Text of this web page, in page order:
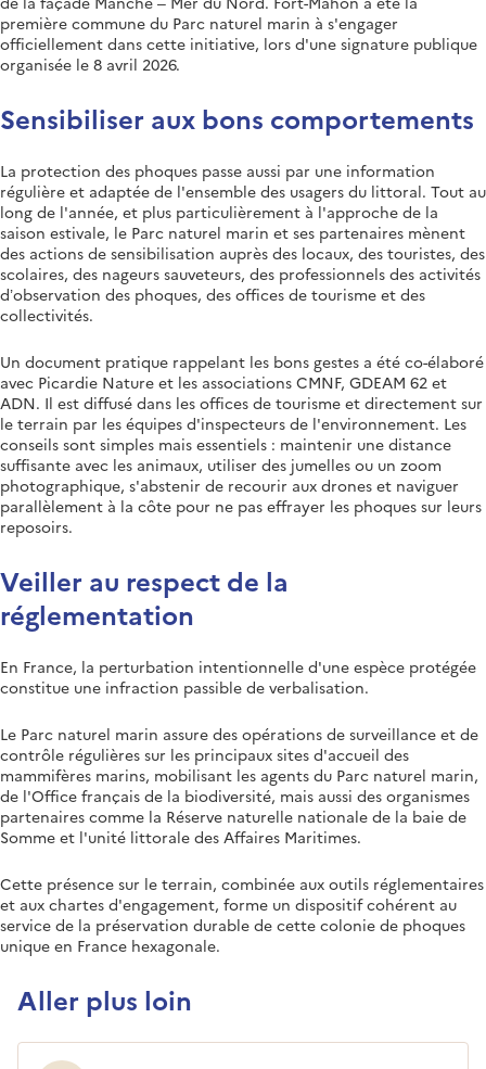
première commune du Parc naturel marin à s'engager
officiellement dans cette initiative, lors d'une signature publique
organisée le 8 avril 2026.
Sensibiliser aux bons comportements
La protection des phoques passe aussi par une information
régulière et adaptée de l'ensemble des usagers du littoral. Tout au
long de l'année, et plus particulièrement à l'approche de la
saison estivale, le Parc naturel marin et ses partenaires mènent
des actions de sensibilisation auprès des locaux, des touristes, des
scolaires, des nageurs sauveteurs, des professionnels des activités
d’observation des phoques, des offices de tourisme et des
collectivités.
Un document pratique rappelant les bons gestes a été co-élaboré
avec Picardie Nature et les associations CMNF, GDEAM 62 et
ADN. Il est diffusé dans les offices de tourisme et directement sur
le terrain par les équipes d'inspecteurs de l'environnement. Les
conseils sont simples mais essentiels : maintenir une distance
suffisante avec les animaux, utiliser des jumelles ou un zoom
photographique, s'abstenir de recourir aux drones et naviguer
parallèlement à la côte pour ne pas effrayer les phoques sur leurs
reposoirs.
Veiller au respect de la
réglementation
En France, la perturbation intentionnelle d'une espèce protégée
constitue une infraction passible de verbalisation.
Le Parc naturel marin assure des opérations de surveillance et de
contrôle régulières sur les principaux sites d'accueil des
mammifères marins, mobilisant les agents du Parc naturel marin,
de l'Office français de la biodiversité, mais aussi des organismes
partenaires comme la Réserve naturelle nationale de la baie de
Somme et l'unité littorale des Affaires Maritimes.
Cette présence sur le terrain, combinée aux outils réglementaires
et aux chartes d'engagement, forme un dispositif cohérent au
service de la préservation durable de cette colonie de phoques
unique en France hexagonale.
Aller plus loin